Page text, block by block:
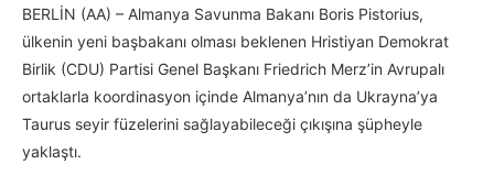
BERLİN (AA) – Almanya Savunma Bakanı Boris Pistorius,
ülkenin yeni başbakanı olması beklenen Hristiyan Demokrat
Birlik (CDU) Partisi Genel Başkanı Friedrich Merz’in Avrupalı
ortaklarla koordinasyon içinde Almanya’nın da Ukrayna’ya
Taurus seyir füzelerini sağlayabileceği çıkışına şüpheyle
yaklaştı.